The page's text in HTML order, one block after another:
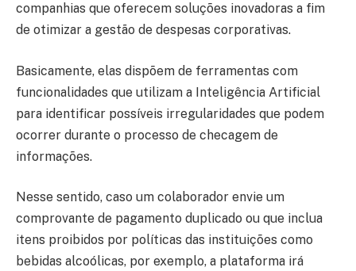
companhias que oferecem soluções inovadoras a fim
de otimizar a gestão de despesas corporativas.
Basicamente, elas dispõem de ferramentas com
funcionalidades que utilizam a Inteligência Artificial
para identificar possíveis irregularidades que podem
ocorrer durante o processo de checagem de
informações.
Nesse sentido, caso um colaborador envie um
comprovante de pagamento duplicado ou que inclua
itens proibidos por políticas das instituições como
bebidas alcoólicas, por exemplo, a plataforma irá